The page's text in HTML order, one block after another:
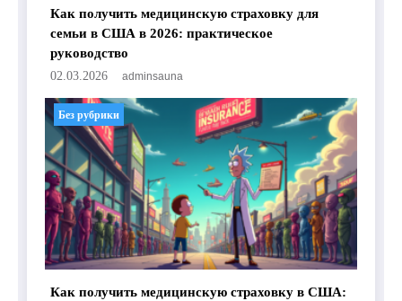
Как получить медицинскую страховку для
семьи в США в 2026: практическое
руководство
02.03.2026 adminsauna
Без рубрики
Как получить медицинскую страховку в США: